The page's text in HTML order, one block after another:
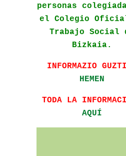
personas
el Colegio
Trabajo Social
Bizkaia.
INFORMAZIO
HEMEN
TODA LA
AQUÍ